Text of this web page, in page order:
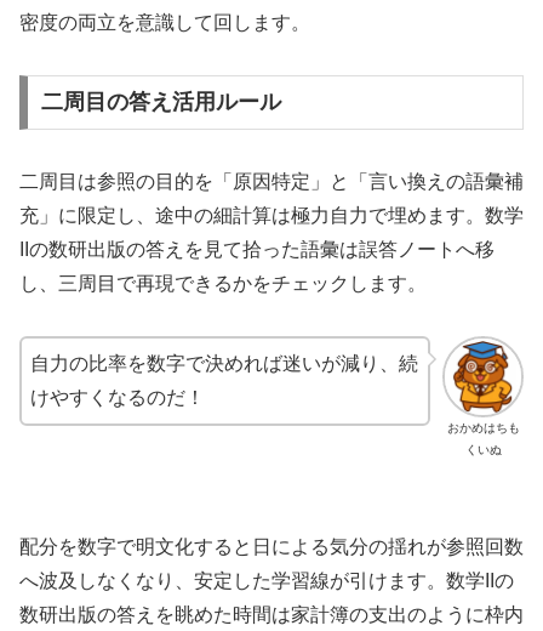
密度の両立を意識して回します。
二周目の答え活用ルール
二周目は参照の目的を「原因特定」と「言い換えの語彙補
充」に限定し、途中の細計算は極力自力で埋めます。数学
IIの数研出版の答えを見て拾った語彙は誤答ノートへ移
し、三周目で再現できるかをチェックします。
おかめはちも
くいぬ
自力の比率を数字で決めれば迷いが減り、続
けやすくなるのだ！
配分を数字で明文化すると日による気分の揺れが参照回数
へ波及しなくなり、安定した学習線が引けます。数学IIの
数研出版の答えを眺めた時間は家計簿の支出のように枠内